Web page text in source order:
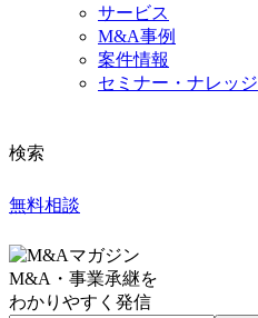
サービス
M&A事例
案件情報
セミナー・ナレッジ
検索
無料相談
M&A・事業承継を
わかりやすく発信